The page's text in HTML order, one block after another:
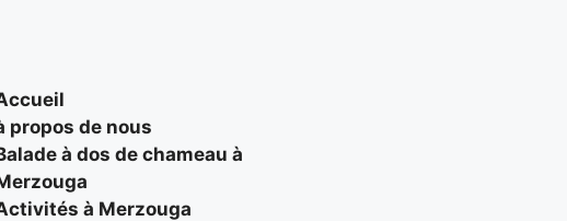
propos de nous
à dos de chameau à
à Merzouga